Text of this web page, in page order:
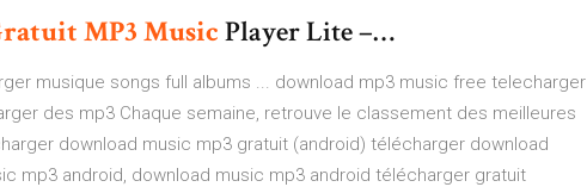
MP3MusicPlayer Lite –…
musique songs full albums ... download mp3 music free telecharger
des mp3 Chaque semaine, retrouve le classement des meilleures
download music mp3 gratuit (android) télécharger download
mp3 android, download music mp3 android télécharger gratuit